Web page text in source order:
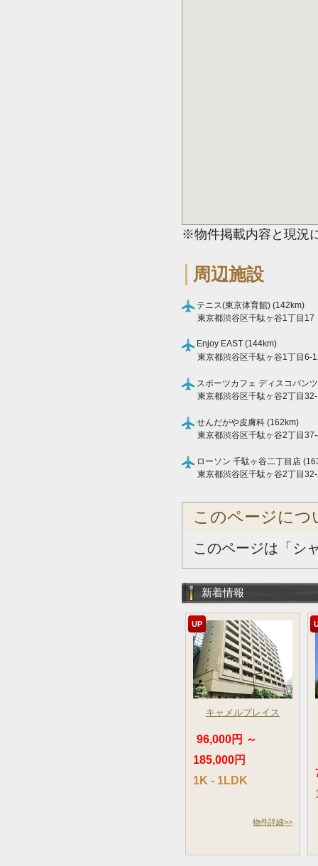
※物件掲載内容と現況
周辺施設
テニス(東京体育館) (142km)
東京都渋谷区千駄ヶ谷1丁目17
Enjoy EAST (144km)
東京都渋谷区千駄ヶ谷1丁目6-
スポーツカフェ ディスコパン
東京都渋谷区千駄ヶ谷2丁目
せんだがや皮膚科 (162km)
東京都渋谷区千駄ヶ谷2丁目
ローソン 千駄ヶ谷二丁目店
東京都渋谷区千駄ヶ谷2丁目
このページにつ
このページは「シ
新着情報
UP
キャメルプレイス
96,000円 ～
185,000円
1K - 1LDK
物件詳細>>